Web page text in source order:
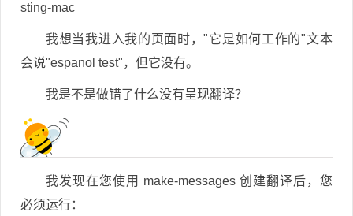
sting-mac
我想当我进入我的页面时，"它是如何工作的"文本
会说"espanol test"，但它没有。
我是不是做错了什么没有呈现翻译？
我发现在您使用 make-messages 创建翻译后，您
必须运行：